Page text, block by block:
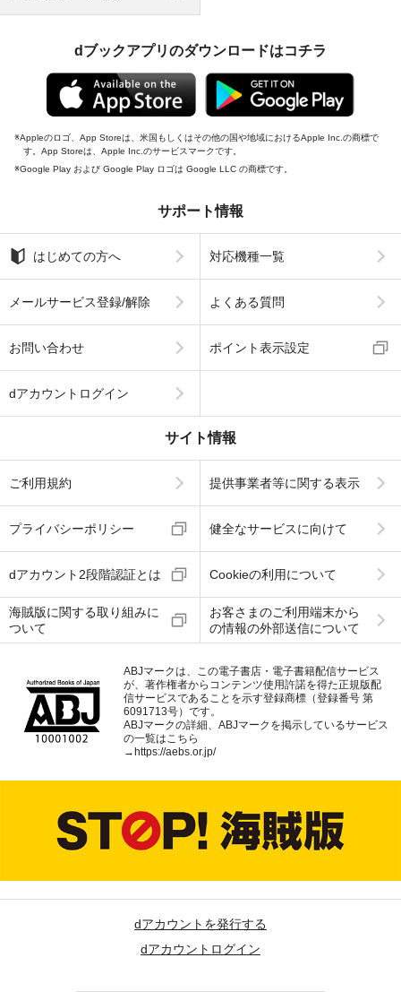
dブックアプリのダウンロードはコチラ
Appleのロゴ、App Storeは、米国もしくはその他の国や地域におけるApple Inc.の商標で
す。App Storeは、Apple Inc.のサービスマークです。
Google Play および Google Play ロゴは Google LLC の商標です。
サポート情報
はじめての方へ 対応機種一覧
メールサービス登録/解除 よくある質問
お問い合わせ ポイント表示設定
dアカウントログイン
サイト情報
ご利用規約 提供事業者等に関する表示
プライバシーポリシー 健全なサービスに向けて
dアカウント2段階認証とは Cookieの利用について
海賊版に関する取り組みに
ついて
お客さまのご利用端末から
の情報の外部送信について
ABJマークは、この電子書店・電子書籍配信サービス
が、著作権者からコンテンツ使用許諾を得た正規版配
信サービスであることを示す登録商標（登録番号 第
6091713号）です。
ABJマークの詳細、ABJマークを掲示しているサービス
の一覧はこちら
→https://aebs.or.jp/
dアカウントを発行する
dアカウントログイン